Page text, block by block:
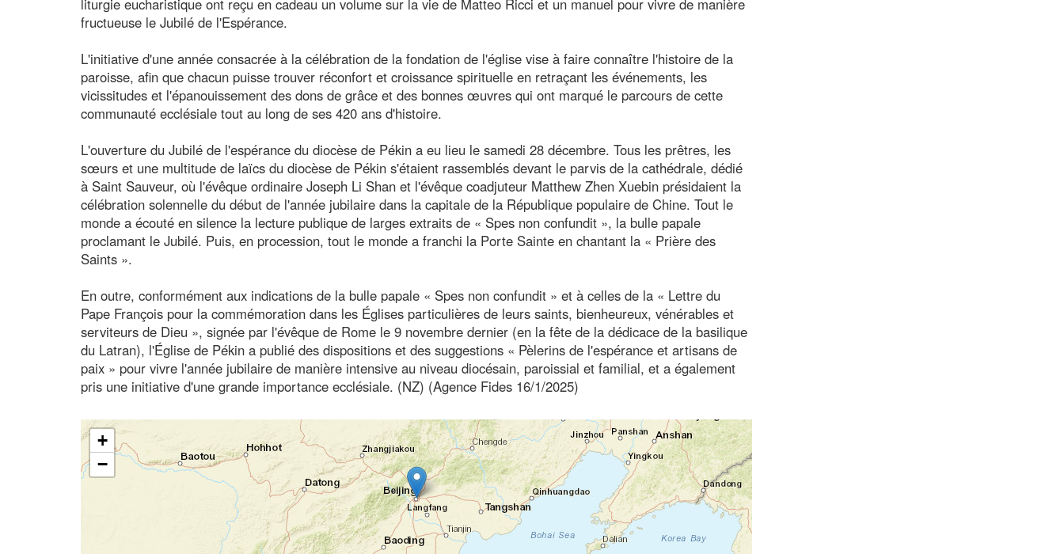
liturgie eucharistique ont reçu en cadeau un volume sur la vie de Matteo Ricci et un manuel pour vivre de manière
fructueuse le Jubilé de l'Espérance.
L'initiative d'une année consacrée à la célébration de la fondation de l'église vise à faire connaître l'histoire de la
paroisse, afin que chacun puisse trouver réconfort et croissance spirituelle en retraçant les événements, les
vicissitudes et l'épanouissement des dons de grâce et des bonnes œuvres qui ont marqué le parcours de cette
communauté ecclésiale tout au long de ses 420 ans d'histoire.
L'ouverture du Jubilé de l'espérance du diocèse de Pékin a eu lieu le samedi 28 décembre. Tous les prêtres, les
sœurs et une multitude de laïcs du diocèse de Pékin s'étaient rassemblés devant le parvis de la cathédrale, dédié
à Saint Sauveur, où l'évêque ordinaire Joseph Li Shan et l'évêque coadjuteur Matthew Zhen Xuebin présidaient la
célébration solennelle du début de l'année jubilaire dans la capitale de la République populaire de Chine. Tout le
monde a écouté en silence la lecture publique de larges extraits de « Spes non confundit », la bulle papale
proclamant le Jubilé. Puis, en procession, tout le monde a franchi la Porte Sainte en chantant la « Prière des
Saints ».
En outre, conformément aux indications de la bulle papale « Spes non confundit » et à celles de la « Lettre du
Pape François pour la commémoration dans les Églises particulières de leurs saints, bienheureux, vénérables et
serviteurs de Dieu », signée par l'évêque de Rome le 9 novembre dernier (en la fête de la dédicace de la basilique
du Latran), l'Église de Pékin a publié des dispositions et des suggestions « Pèlerins de l'espérance et artisans de
paix » pour vivre l'année jubilaire de manière intensive au niveau diocésain, paroissial et familial, et a également
pris une initiative d'une grande importance ecclésiale. (NZ) (Agence Fides 16/1/2025)
+
−